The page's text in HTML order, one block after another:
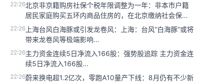
22:26北京非京籍购房社保个税年限调整为一年：非本市户籍
居民家庭购买五环内商品住房的，在北京缴纳社会保险
或个人所得税的年限，调整...
22:26 上海台风白海豚或引发龙卷风：上海：台风“白海豚”或将
带来龙卷风等极端影响...
22:26主力资金连续5日净流入166股：强势股追踪 主力资金连
续5日净流入166股...
22:26蔚来换电超1.2亿次，零跑A10量产下线：8月仍有不少新